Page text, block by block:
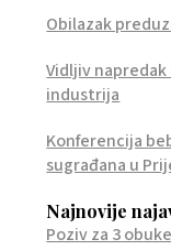
Obilazak
Vidljiv
industrija
Konferencija
sugrađana u
Najnovije
Poziv za 3